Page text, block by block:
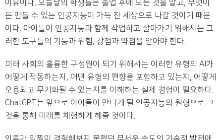
이유이다. 오늘날의 학생들은 졸업 후에 모든 것을 알고, 무엇이
든 만들 수 있는 인공지능이 가득 찬 세상으로 나갈 것이기 때문
이다. 아이들이 인공지능과 함께 작업하고 살아가기 위해서는 그
러한 도구들의 기능과 위험, 강점과 약점을 알아야 한다.
미래 사회의 훌륭한 구성원이 되기 위해서는 이러한 유형의 AI가
어떻게 작동하는지, 어떤 유형의 편향을 포함하고 있는지, 어떻게
오용되고 무기화될 수 있는지를 이해하는 실제 경험이 필요하다.
ChatGPT는 앞으로 아이들이 만나게 될 인공지능의 원형으로 그
것을 통해 미래를 체험하게 해줄 것이다.